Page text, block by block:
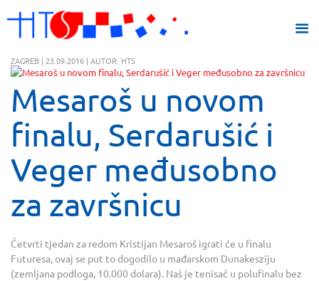
ZAGREB | 23.09.2016 | AUTOR: HTS
Mesaroš u novom
finalu, Serdarušić i
Veger međusobno
za završnicu
Četvrti tjedan za redom Kristijan Mesaroš igrati će u finalu
Futuresa, ovaj se put to dogodilo u mađarskom Dunakesziju
(zemljana podloga, 10.000 dolara). Naš je tenisač u polufinalu bez